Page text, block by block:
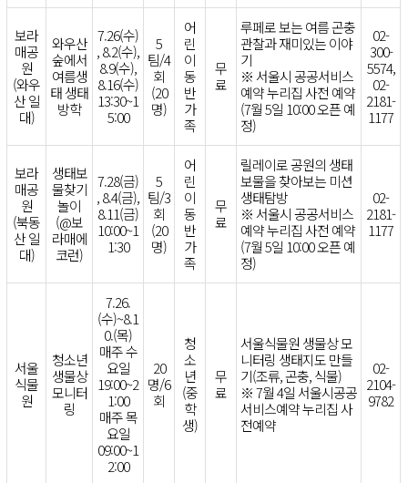
보라
매공
원
(와우
산 일
대)
와우산
숲에서
여름생
태 생태
방학
7.26(수)
, 8.2(수),
8.9(수),
8.16(수)
13:30~1
5:00
5
팀/4
회
(20
명)
어
린
이
동
반
가
족
무
료
루페로 보는 여름 곤충
관찰과 재미있는 이야
기
※ 서울시 공공서비스
예약 누리집 사전 예약
(7월 5일 10:00 오픈 예
정)
02-
300-
5574,
02-
2181-
1177
보라
매공
원
(북동
산 일
대)
생태보
물찾기
놀이
(@보
라매에
코런)
7.28(금)
, 8.4(금),
8.11(금)
10:00~1
1:30
5
팀/3
회
(20
명)
어
린
이
동
반
가
족
무
료
릴레이로 공원의 생태
보물을 찾아보는 미션
생태탐방
※ 서울시 공공서비스
예약 누리집 사전 예약
(7월 5일 10:00 오픈 예
정)
02-
2181-
1177
서울
식물
원
청소년
생물상
모니터
링
7.26.
(수)~8.1
0.(목)
매주 수
요일
19:00~2
1:00
매주 목
요일
09:00~1
2:00
20
명/6
회
청
소
년
(중
학
생)
무
료
서울식물원 생물상 모
니터링 생태지도 만들
기(조류, 곤충, 식물)
※ 7월 4일 서울시공공
서비스예약 누리집 사
전예약
02-
2104-
9782